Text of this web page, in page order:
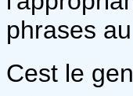
phrases
Cest le